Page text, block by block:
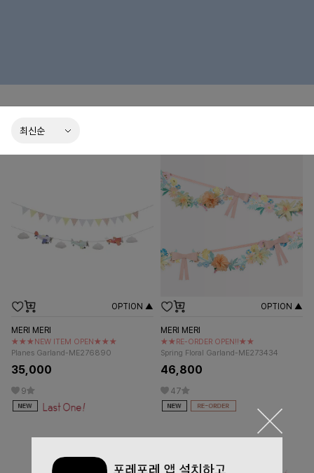
OPTION ▲
MERI MERI
★★★NEW ITEM OPEN★★★
Planes Garland-ME276890
35,000
9
OPTION ▲
MERI MERI
★★RE-ORDER OPEN!!★★
Spring Floral Garland-ME273434
46,800
47